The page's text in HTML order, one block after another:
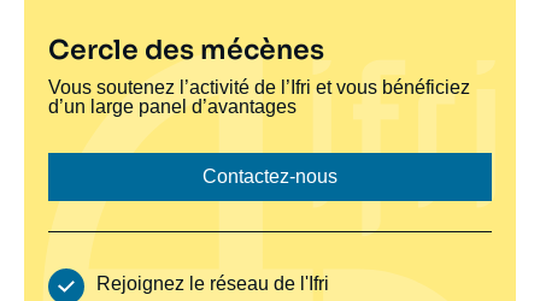
Titre
bloc
jaune
donateur
Cercle des mécènes
Texte
bloc
donateur
Vous soutenez l’activité de l’Ifri et vous bénéficiez
d’un large panel d’avantages
Lien bouton donateurContactez-nous
AvantagesRejoignez le réseau de l'Ifri